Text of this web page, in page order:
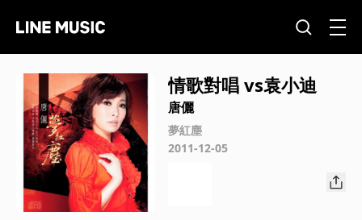
情歌對唱 vs袁小迪
唐儷
夢紅塵
2011-12-05